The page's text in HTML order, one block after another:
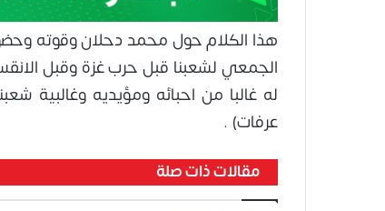
هذا الكلام حول محمد دحلان وقوته
الجمعي لشعبنا قبل حرب غزة وقبل
له غالبا من احبائه ومؤيديه وغالبية
عرفات) .
مقالات ذات صلة